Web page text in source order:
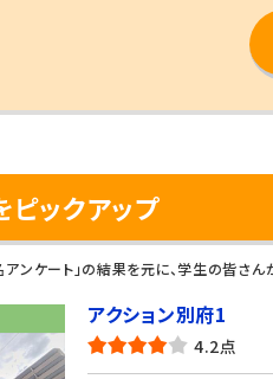
ックアップ
ンケート」の結果を元に、学生の皆さ
アクション別府1
4.2点